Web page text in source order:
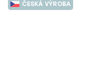
ČESKÁ VÝROBA